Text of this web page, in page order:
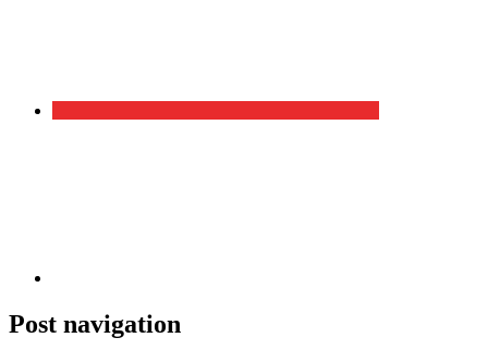
Post navigation